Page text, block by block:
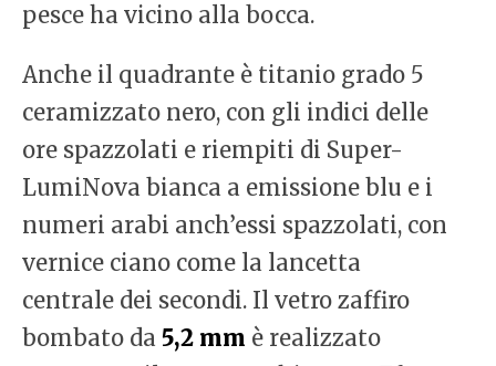
pesce ha vicino alla bocca.
Anche il quadrante è titanio grado 5
ceramizzato nero, con gli indici delle
ore spazzolati e riempiti di Super-
LumiNova bianca a emissione blu e i
numeri arabi anch’essi spazzolati, con
vernice ciano come la lancetta
centrale dei secondi. Il vetro zaffiro
bombato da 5,2 mm è realizzato